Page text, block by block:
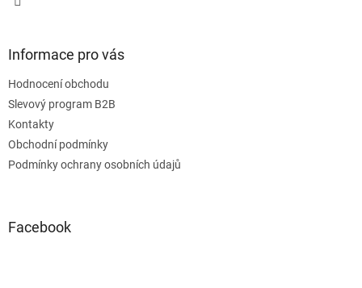
Informace pro vás
Hodnocení obchodu
Slevový program B2B
Kontakty
Obchodní podmínky
Podmínky ochrany osobních údajů
Facebook